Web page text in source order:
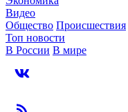
Видео
Общество Происшествия
Топ новости
В России В мире